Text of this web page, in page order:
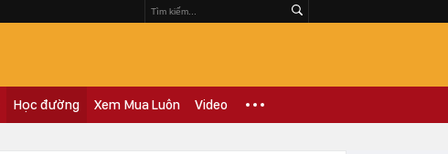
Học đường Xem Mua Luôn Video